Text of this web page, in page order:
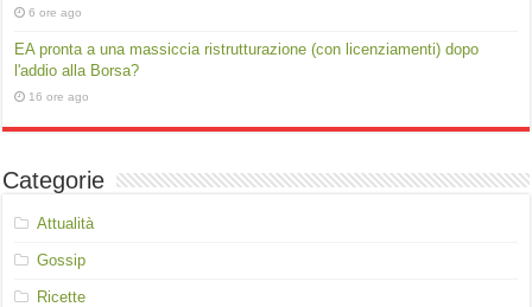
6 ore ago
EA pronta a una massiccia ristrutturazione (con licenziamenti) dopo
l'addio alla Borsa?
16 ore ago
Categorie
Attualità
Gossip
Ricette